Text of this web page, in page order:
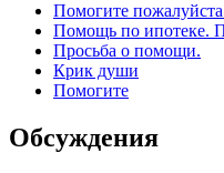
Помогите
Помощь по ипотеке.
Просьба о помощи.
Крик души
Помогите
Обсуждения